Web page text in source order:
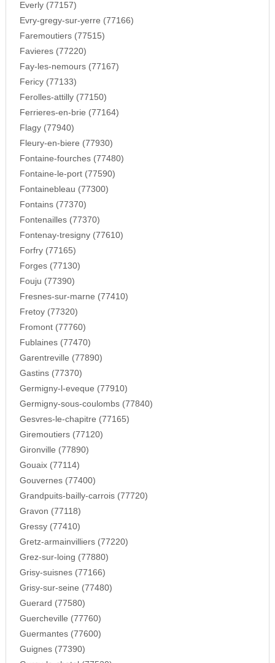
Everly (77157)
Evry-gregy-sur-yerre (77166)
Faremoutiers (77515)
Favieres (77220)
Fay-les-nemours (77167)
Fericy (77133)
Ferolles-attilly (77150)
Ferrieres-en-brie (77164)
Flagy (77940)
Fleury-en-biere (77930)
Fontaine-fourches (77480)
Fontaine-le-port (77590)
Fontainebleau (77300)
Fontains (77370)
Fontenailles (77370)
Fontenay-tresigny (77610)
Forfry (77165)
Forges (77130)
Fouju (77390)
Fresnes-sur-marne (77410)
Fretoy (77320)
Fromont (77760)
Fublaines (77470)
Garentreville (77890)
Gastins (77370)
Germigny-l-eveque (77910)
Germigny-sous-coulombs (77840)
Gesvres-le-chapitre (77165)
Giremoutiers (77120)
Gironville (77890)
Gouaix (77114)
Gouvernes (77400)
Grandpuits-bailly-carrois (77720)
Gravon (77118)
Gressy (77410)
Gretz-armainvilliers (77220)
Grez-sur-loing (77880)
Grisy-suisnes (77166)
Grisy-sur-seine (77480)
Guerard (77580)
Guercheville (77760)
Guermantes (77600)
Guignes (77390)